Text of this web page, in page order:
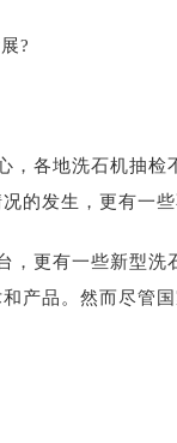
?
，各地洗石机抽检
的发生，更有一
，更有一些新型
产品。然而尽管